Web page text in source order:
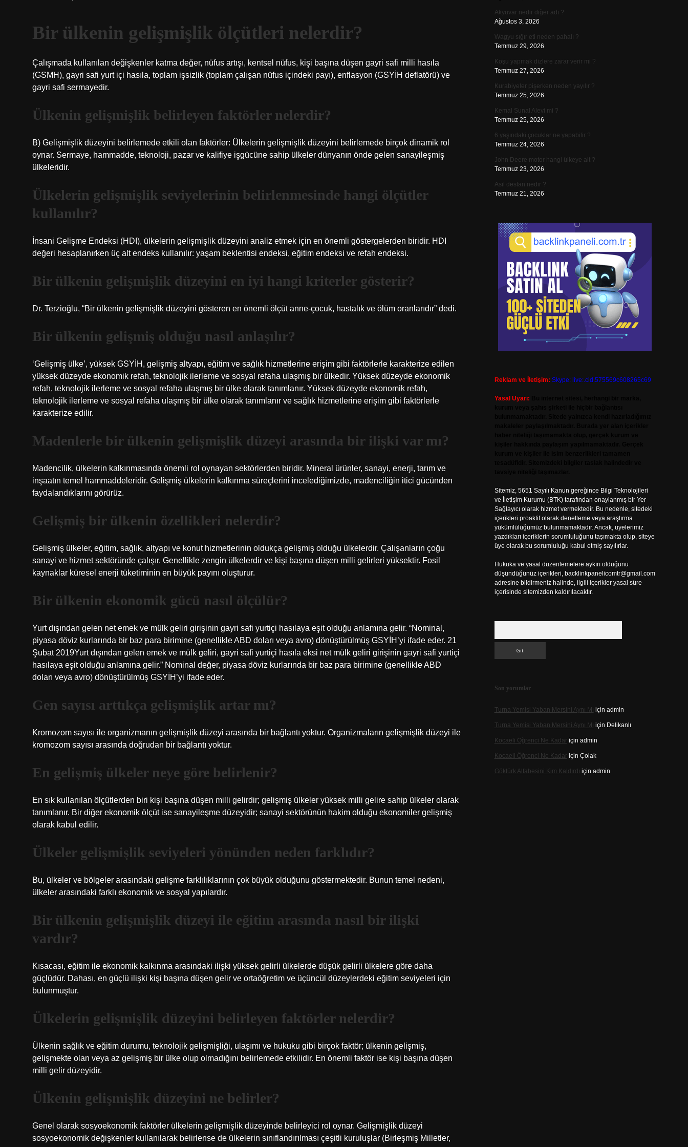
Bir ülkenin gelişmişlik ölçütleri nelerdir?
Çalışmada kullanılan değişkenler katma değer, nüfus artışı, kentsel nüfus, kişi başına düşen gayri safi milli hasıla
(GSMH), gayri safi yurt içi hasıla, toplam işsizlik (toplam çalışan nüfus içindeki payı), enflasyon (GSYİH deflatörü) ve
gayri safi sermayedir.
Ülkenin gelişmişlik belirleyen faktörler nelerdir?
B) Gelişmişlik düzeyini belirlemede etkili olan faktörler: Ülkelerin gelişmişlik düzeyini belirlemede birçok dinamik rol
oynar. Sermaye, hammadde, teknoloji, pazar ve kalifiye işgücüne sahip ülkeler dünyanın önde gelen sanayileşmiş
ülkeleridir.
Ülkelerin gelişmişlik seviyelerinin belirlenmesinde hangi ölçütler
kullanılır?
İnsani Gelişme Endeksi (HDI), ülkelerin gelişmişlik düzeyini analiz etmek için en önemli göstergelerden biridir. HDI
değeri hesaplanırken üç alt endeks kullanılır: yaşam beklentisi endeksi, eğitim endeksi ve refah endeksi.
Bir ülkenin gelişmişlik düzeyini en iyi hangi kriterler gösterir?
Dr. Terzioğlu, “Bir ülkenin gelişmişlik düzeyini gösteren en önemli ölçüt anne-çocuk, hastalık ve ölüm oranlarıdır” dedi.
Bir ülkenin gelişmiş olduğu nasıl anlaşılır?
‘Gelişmiş ülke’, yüksek GSYİH, gelişmiş altyapı, eğitim ve sağlık hizmetlerine erişim gibi faktörlerle karakterize edilen
yüksek düzeyde ekonomik refah, teknolojik ilerleme ve sosyal refaha ulaşmış bir ülkedir. Yüksek düzeyde ekonomik
refah, teknolojik ilerleme ve sosyal refaha ulaşmış bir ülke olarak tanımlanır. Yüksek düzeyde ekonomik refah,
teknolojik ilerleme ve sosyal refaha ulaşmış bir ülke olarak tanımlanır ve sağlık hizmetlerine erişim gibi faktörlerle
karakterize edilir.
Madenlerle bir ülkenin gelişmişlik düzeyi arasında bir ilişki var mı?
Madencilik, ülkelerin kalkınmasında önemli rol oynayan sektörlerden biridir. Mineral ürünler, sanayi, enerji, tarım ve
inşaatın temel hammaddeleridir. Gelişmiş ülkelerin kalkınma süreçlerini incelediğimizde, madenciliğin itici gücünden
faydalandıklarını görürüz.
Gelişmiş bir ülkenin özellikleri nelerdir?
Gelişmiş ülkeler, eğitim, sağlık, altyapı ve konut hizmetlerinin oldukça gelişmiş olduğu ülkelerdir. Çalışanların çoğu
sanayi ve hizmet sektöründe çalışır. Genellikle zengin ülkelerdir ve kişi başına düşen milli gelirleri yüksektir. Fosil
kaynaklar küresel enerji tüketiminin en büyük payını oluşturur.
Bir ülkenin ekonomik gücü nasıl ölçülür?
Yurt dışından gelen net emek ve mülk geliri girişinin gayri safi yurtiçi hasılaya eşit olduğu anlamına gelir. “Nominal,
piyasa döviz kurlarında bir baz para birimine (genellikle ABD doları veya avro) dönüştürülmüş GSYİH’yi ifade eder. 21
Şubat 2019Yurt dışından gelen emek ve mülk geliri, gayri safi yurtiçi hasıla eksi net mülk geliri girişinin gayri safi yurtiçi
hasılaya eşit olduğu anlamına gelir.” Nominal değer, piyasa döviz kurlarında bir baz para birimine (genellikle ABD
doları veya avro) dönüştürülmüş GSYİH’yi ifade eder.
Gen sayısı arttıkça gelişmişlik artar mı?
Kromozom sayısı ile organizmanın gelişmişlik düzeyi arasında bir bağlantı yoktur. Organizmaların gelişmişlik düzeyi ile
kromozom sayısı arasında doğrudan bir bağlantı yoktur.
En gelişmiş ülkeler neye göre belirlenir?
En sık kullanılan ölçütlerden biri kişi başına düşen milli gelirdir; gelişmiş ülkeler yüksek milli gelire sahip ülkeler olarak
tanımlanır. Bir diğer ekonomik ölçüt ise sanayileşme düzeyidir; sanayi sektörünün hakim olduğu ekonomiler gelişmiş
olarak kabul edilir.
Ülkeler gelişmişlik seviyeleri yönünden neden farklıdır?
Bu, ülkeler ve bölgeler arasındaki gelişme farklılıklarının çok büyük olduğunu göstermektedir. Bunun temel nedeni,
ülkeler arasındaki farklı ekonomik ve sosyal yapılardır.
Bir ülkenin gelişmişlik düzeyi ile eğitim arasında nasıl bir ilişki
vardır?
Kısacası, eğitim ile ekonomik kalkınma arasındaki ilişki yüksek gelirli ülkelerde düşük gelirli ülkelere göre daha
güçlüdür. Dahası, en güçlü ilişki kişi başına düşen gelir ve ortaöğretim ve üçüncül düzeylerdeki eğitim seviyeleri için
bulunmuştur.
Ülkelerin gelişmişlik düzeyini belirleyen faktörler nelerdir?
Ülkenin sağlık ve eğitim durumu, teknolojik gelişmişliği, ulaşımı ve hukuku gibi birçok faktör; ülkenin gelişmiş,
gelişmekte olan veya az gelişmiş bir ülke olup olmadığını belirlemede etkilidir. En önemli faktör ise kişi başına düşen
milli gelir düzeyidir.
Ülkenin gelişmişlik düzeyini ne belirler?
Genel olarak sosyoekonomik faktörler ülkelerin gelişmişlik düzeyinde belirleyici rol oynar. Gelişmişlik düzeyi
sosyoekonomik değişkenler kullanılarak belirlense de ülkelerin sınıflandırılması çeşitli kuruluşlar (Birleşmiş Milletler,
Akyuvar nedir diğer adı ?
Ağustos 3, 2026
Wagyu sığır eti neden pahalı ?
Temmuz 29, 2026
Koşu yapmak dizlere zarar verir mi ?
Temmuz 27, 2026
Kurabiyeler pişerken neden yayılır ?
Temmuz 25, 2026
Kemal Sunal Alevi mi ?
Temmuz 25, 2026
6 yaşındaki çocuklar ne yapabilir ?
Temmuz 24, 2026
John Deere motor hangi ülkeye ait ?
Temmuz 23, 2026
Asıl destan nedir ?
Temmuz 21, 2026
Reklam ve İletişim: Skype: live:.cid.575569c608265c69
Yasal Uyarı:
Sitemiz, 5651 Sayılı Kanun gereğince Bilgi Teknolojileri
ve İletişim Kurumu (BTK) tarafından onaylanmış bir Yer
Sağlayıcı olarak hizmet vermektedir. Bu nedenle, sitedeki
içerikleri proaktif olarak denetleme veya araştırma
yükümlülüğümüz bulunmamaktadır. Ancak, üyelerimiz
yazdıkları içeriklerin sorumluluğunu taşımakta olup, siteye
üye olarak bu sorumluluğu kabul etmiş sayılırlar.
Hukuka ve yasal düzenlemelere aykırı olduğunu
düşündüğünüz içerikleri, backlinkpanelicomtr@gmail.com
adresine bildirmeniz halinde, ilgili içerikler yasal süre
içerisinde sitemizden kaldırılacaktır.
Son yorumlar
Turna Yemisi Yaban Mersini Aynı Mı için admin
Turna Yemisi Yaban Mersini Aynı Mı için Delikanlı
Kocaeli Öğrenci Ne Kadariçin admin
Kocaeli Öğrenci Ne Kadariçin Çolak
Göktürk Alfabesini Kim Kaldırdı için admin